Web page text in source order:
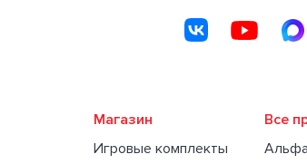
Магазин
Игровые комплекты
Все